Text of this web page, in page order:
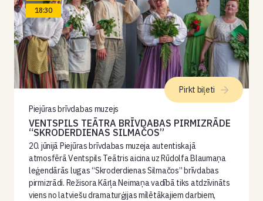
18:30
Piejūras brīvdabas muzejs
VENTSPILS TEĀTRA BRĪVDABAS PIRMIZRĀDE
“SKRODERDIENAS SILMAČOS”
20. jūnijā Piejūras brīvdabas muzeja autentiskajā
atmosfērā Ventspils Teātris aicina uz Rūdolfa Blaumaņa
leģendārās lugas “Skroderdienas Silmačos” brīvdabas
pirmizrādi. Režisora Kārļa Neimaņa vadībā tiks atdzīvināts
viens no latviešu dramaturģijas mīlētākajiem darbiem,
Pirkt biļeti